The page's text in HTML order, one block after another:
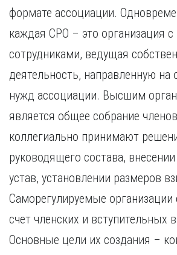
формате ассоциации.
каждая СРО – это организация
сотрудниками, ведущая
деятельность, направленную на
нужд ассоциации. Высшим
является общее собрание
коллегиально принимают
руководящего состава,
устав, установлении размеров
Саморегулируемые организации
счет членских и вступительных
Основные цели их создания –